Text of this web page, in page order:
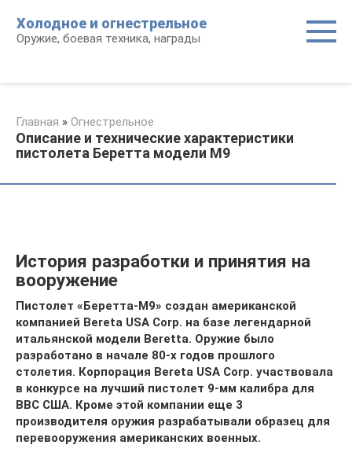
контенту
Холодное и огнестрельное
Оружие, боевая техника, награды
Главная » Огнестрельное
Описание и технические характеристики
пистолета Беретта модели М9
История разработки и принятия на
вооружение
Пистолет «Беретта-М9» создан американской
компанией Bereta USA Corp. на базе легендарной
итальянской модели Beretta. Оружие было
разработано в начале 80-х годов прошлого
столетия. Корпорация Bereta USA Corp. участвовала
в конкурсе на лучший пистолет 9-мм калибра для
ВВС США. Кроме этой компании еще 3
производителя оружия разрабатывали образец для
перевооружения американских военных.